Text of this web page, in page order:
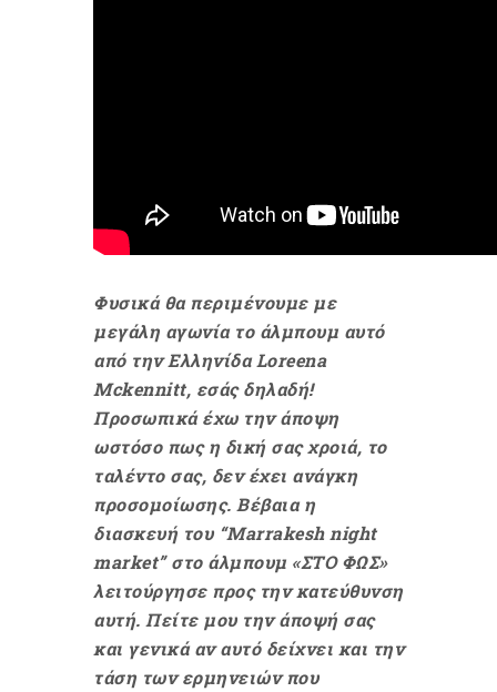
Φυσικά θα περιμένουμε με
μεγάλη αγωνία το άλμπουμ αυτό
από την Ελληνίδα Loreena
Mckennitt, εσάς δηλαδή!
Προσωπικά έχω την άποψη
ωστόσο πως η δική σας χροιά, το
ταλέντο σας, δεν έχει ανάγκη
προσομοίωσης. Βέβαια η
διασκευή του “Marrakesh night
market” στο άλμπουμ «ΣΤΟ ΦΩΣ»
λειτούργησε προς την κατεύθυνση
αυτή. Πείτε μου την άποψή σας
και γενικά αν αυτό δείχνει και την
τάση των ερμηνειών που